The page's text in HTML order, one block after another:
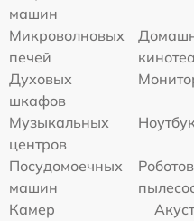
машин
Микроволновых
печей
Духовых
шкафов
Музыкальных
центров
Посудомоечных
машин
Камер